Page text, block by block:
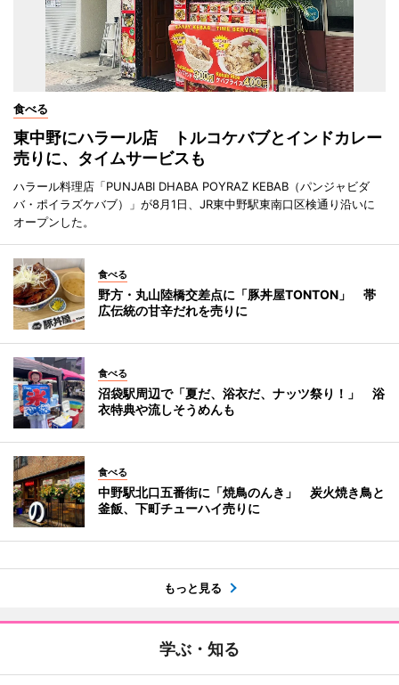
食べる
東中野にハラール店 トルコケバブとインドカレー
売りに、タイムサービスも
ハラール料理店「PUNJABI DHABA POYRAZ KEBAB（パンジャビダ
バ・ポイラズケバブ）」が8月1日、JR東中野駅東南口区検通り沿いに
オープンした。
食べる
野方・丸山陸橋交差点に「豚丼屋TONTON」 帯
広伝統の甘辛だれを売りに
食べる
沼袋駅周辺で「夏だ、浴衣だ、ナッツ祭り！」 浴
衣特典や流しそうめんも
食べる
中野駅北口五番街に「焼鳥のんき」 炭火焼き鳥と
釜飯、下町チューハイ売りに
もっと見る
学ぶ・知る